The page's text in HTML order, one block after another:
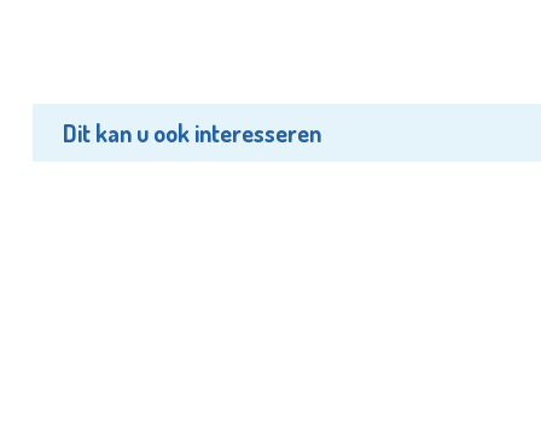
Dit kan u ook interesseren